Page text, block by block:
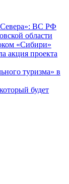
ВС РФ
области
«Сибири»
акция проекта
туризма» в
будет